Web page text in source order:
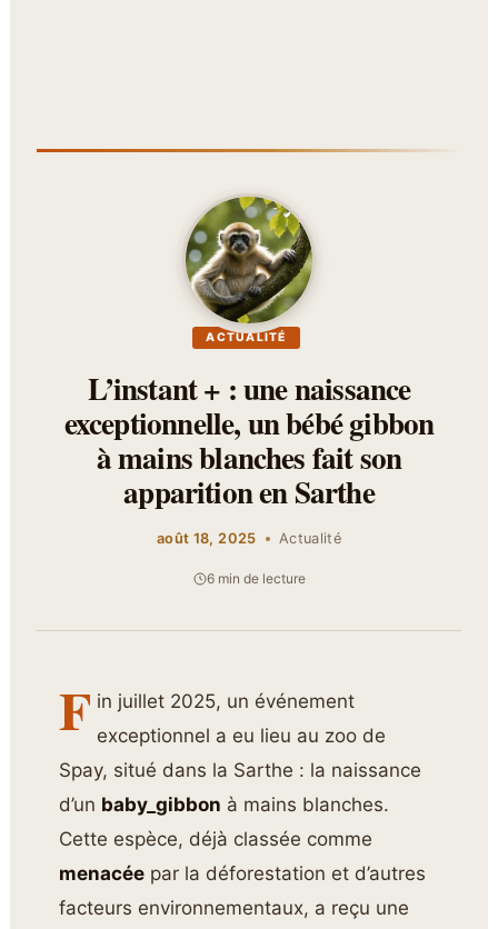
ACTUALITÉ
L’instant + : une naissance
exceptionnelle, un bébé gibbon
à mains blanches fait son
apparition en Sarthe
août 18, 2025 Actualité
6 min de lecture
F in juillet 2025, un événement
exceptionnel a eu lieu au zoo de
Spay, situé dans la Sarthe : la naissance
d’un baby_gibbon à mains blanches.
Cette espèce, déjà classée comme
menacée par la déforestation et d’autres
facteurs environnementaux, a reçu une